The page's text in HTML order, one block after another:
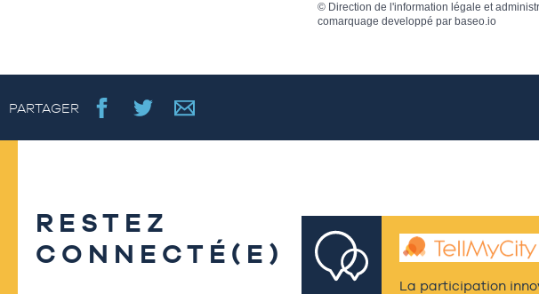
© Direction de l'information légale et
comarquage developpé par baseo.io
PARTAGER
RESTEZ
CONNECTÉ(E)
La participation